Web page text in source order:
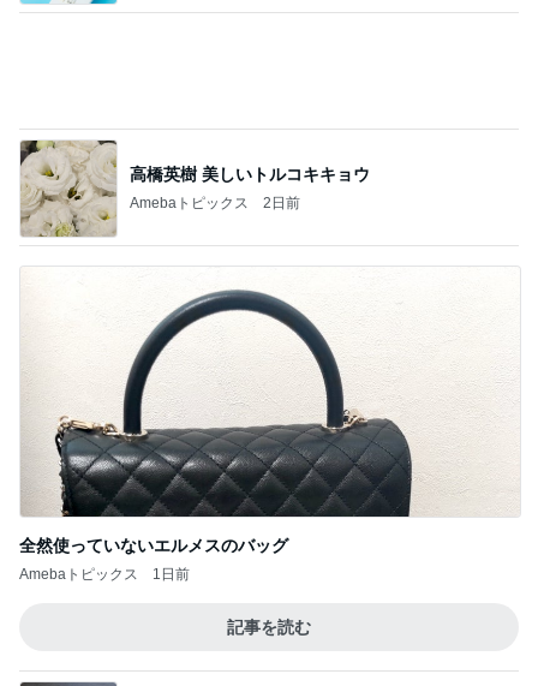
夫が買ってきた段ボールの有効利用
だいた 30代で気づいた平凡な幸せ
Amebaトピックス 2日前
買って大成功だった新しいリップ
Amebaトピックス 19時間前